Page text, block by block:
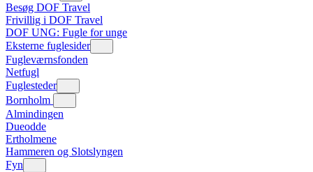
Besøg DOF Travel
Frivillig i DOF Travel
DOF UNG: Fugle for unge
Eksterne fuglesider
Fugleværnsfonden
Netfugl
Fuglesteder
Bornholm
Almindingen
Dueodde
Ertholmene
Hammeren og Slotslyngen
Fyn